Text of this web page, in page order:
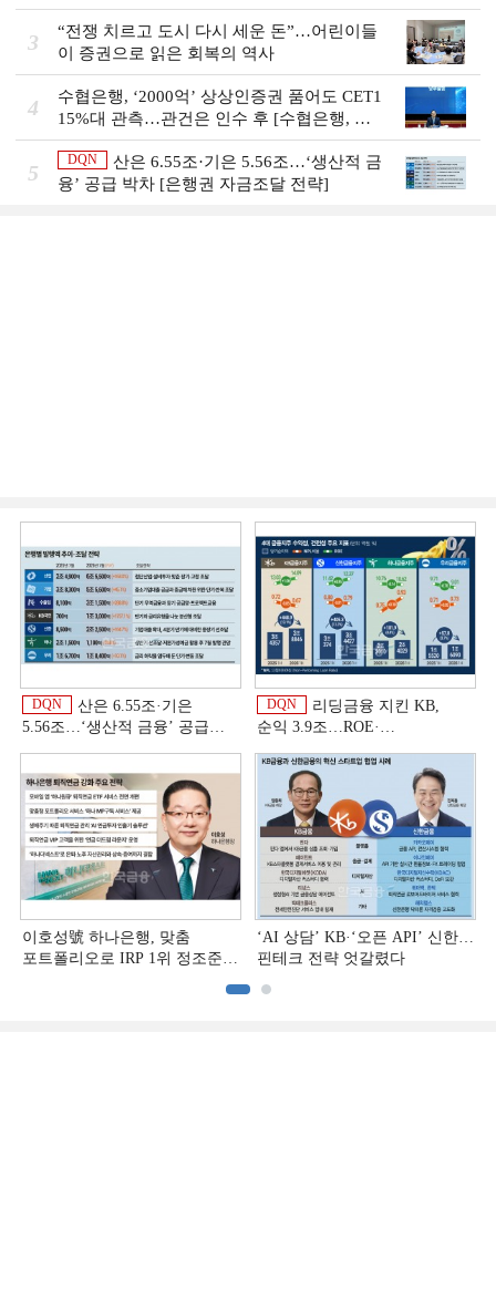
스 개막]
3
“전쟁 치르고 도시 다시 세운 돈”…어린이들
이 증권으로 읽은 회복의 역사
4
수협은행, ‘2000억’ 상상인증권 품어도 CET1
15%대 관측…관건은 인수 후 [수협은행, 금
융그룹의 꿈②]
5
DQN
산은 6.55조·기은 5.56조…‘생산적 금
융ʼ 공급 박차 [은행권 자금조달 전략]
DQN
산은 6.55조·기은
5.56조…‘생산적 금융ʼ 공급
DQN
리딩금융 지킨 KB,
순익 3.9조…ROE·
상반기 금융 리그테이블]
이호성號 하나은행, 맞춤
포트폴리오로 IRP 1위 정조준
‘AI 상담’ KB·‘오픈 API’ 신한…
핀테크 전략 엇갈렸다